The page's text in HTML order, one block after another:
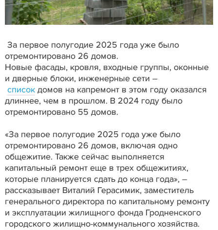
За первое полугодие 2025 года уже было
отремонтировано 26 домов.
Новые фасады, кровля, входные группы, оконные
и дверные блоки, инженерные сети –
список домов на капремонт в этом году оказался
длиннее, чем в прошлом. В 2024 году было
отремонтировано 55 домов.
«За первое полугодие 2025 года уже было
отремонтировано 26 домов, включая одно
общежитие. Также сейчас выполняется
капитальный ремонт еще в трех общежитиях,
которые планируется сдать до конца года», –
рассказывает Виталий Герасимик, заместитель
генерального директора по капитальному ремонту
и эксплуатации жилищного фонда Гродненского
городского жилищно-коммунального хозяйства.